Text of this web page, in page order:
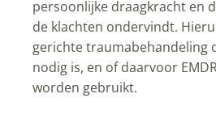
persoonlijke draagkracht en
de klachten ondervindt.
gerichte traumabehandeling
nodig is, en of daarvoor
worden gebruikt.